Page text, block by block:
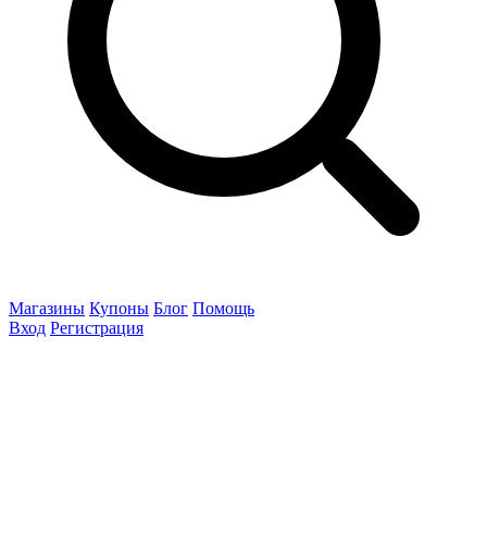
Магазины Купоны Блог Помощь
Вход Регистрация